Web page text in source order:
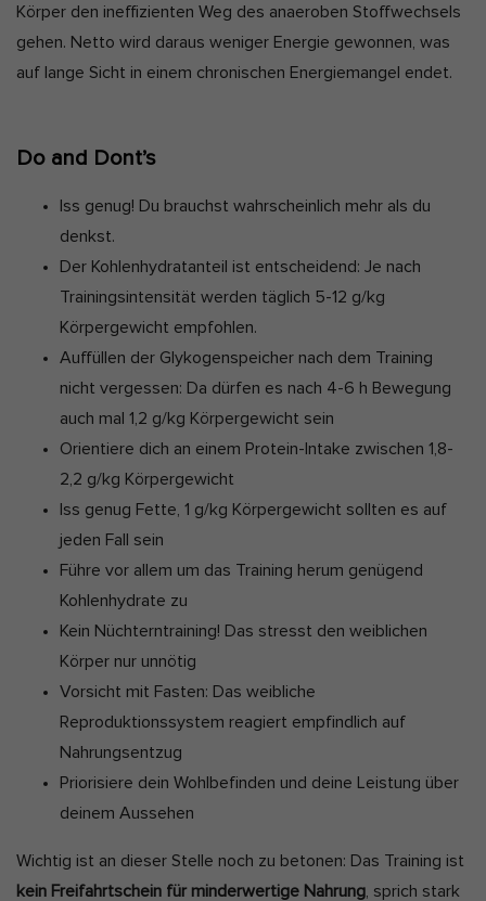
Körper den ineffizienten Weg des anaeroben Stoffwechsels
gehen. Netto wird daraus weniger Energie gewonnen, was
auf lange Sicht in einem chronischen Energiemangel endet.
Do and Dont’s
Iss genug! Du brauchst wahrscheinlich mehr als du
denkst.
Der Kohlenhydratanteil ist entscheidend: Je nach
Trainingsintensität werden täglich 5-12 g/kg
Körpergewicht empfohlen.
Auffüllen der Glykogenspeicher nach dem Training
nicht vergessen: Da dürfen es nach 4-6 h Bewegung
auch mal 1,2 g/kg Körpergewicht sein
Orientiere dich an einem Protein-Intake zwischen 1,8-
2,2 g/kg Körpergewicht
Iss genug Fette, 1 g/kg Körpergewicht sollten es auf
jeden Fall sein
Führe vor allem um das Training herum genügend
Kohlenhydrate zu
Kein Nüchterntraining! Das stresst den weiblichen
Körper nur unnötig
Vorsicht mit Fasten: Das weibliche
Reproduktionssystem reagiert empfindlich auf
Nahrungsentzug
Priorisiere dein Wohlbefinden und deine Leistung über
deinem Aussehen
Wichtig ist an dieser Stelle noch zu betonen: Das Training ist
kein Freifahrtschein für minderwertige Nahrung , sprich stark